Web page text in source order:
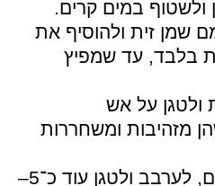
ולשטוף במים קרים.
זית ולהוסיף את
30 שניות בלבד, עד שמפיץ
ולטגן על אש
מזהיבות ומשחררות
להוסיף את הקישואים, לערבב ולטגן עוד כ־5–